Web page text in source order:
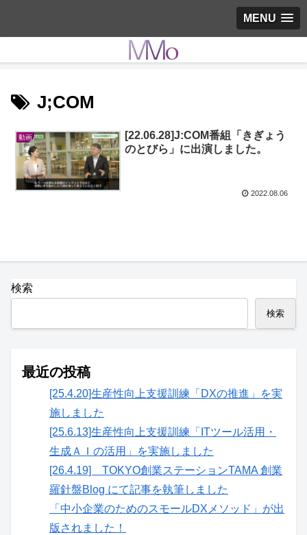
MENU
J;COM
動画
[22.06.28]J:COM番組「きぎょう
のとびら」に出演しました。
2022.08.06
検索
検索
最近の投稿
[25.4.20]生産性向上支援訓練「DXの推進」を実
施しました
[25.6.13]生産性向上支援訓練「ITツール活用・
生成ＡＩの活用」を実施しました
[26.4.19] TOKYO創業ステーションTAMA 創業
羅針盤Blog にて記事を執筆しました
「中小企業のためのスモールDXメソッド」が出
版されました！